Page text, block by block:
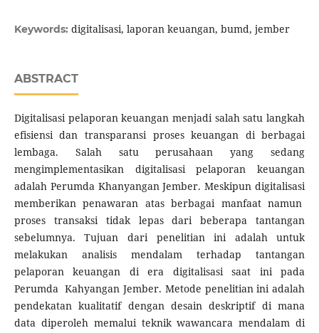
Keywords: digitalisasi, laporan keuangan, bumd, jember
ABSTRACT
Digitalisasi pelaporan keuangan menjadi salah satu langkah
efisiensi dan transparansi proses keuangan di berbagai
lembaga. Salah satu perusahaan yang sedang
mengimplementasikan digitalisasi pelaporan keuangan
adalah Perumda Khanyangan Jember. Meskipun digitalisasi
memberikan penawaran atas berbagai manfaat namun
proses transaksi tidak lepas dari beberapa tantangan
sebelumnya. Tujuan dari penelitian ini adalah untuk
melakukan analisis mendalam terhadap tantangan
pelaporan keuangan di era digitalisasi saat ini pada
Perumda Kahyangan Jember. Metode penelitian ini adalah
pendekatan kualitatif dengan desain deskriptif di mana
data diperoleh memalui teknik wawancara mendalam di